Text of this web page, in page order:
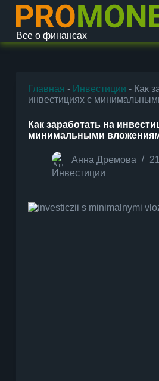
р
е
Все о финансах
Главная - Инвестиции - Как
инвестициях с
Как заработать на
минимальными
Анна Дремова
Инвестиции